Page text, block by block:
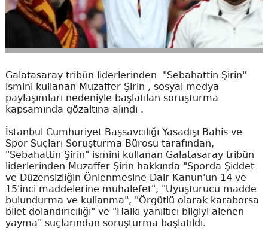
Galatasaray tribün liderlerinden "Sebahattin Şirin"
ismini kullanan Muzaffer Şirin , sosyal medya
paylaşımları nedeniyle başlatılan soruşturma
kapsamında gözaltına alındı .
İstanbul Cumhuriyet Başsavcılığı Yasadışı Bahis ve
Spor Suçları Soruşturma Bürosu tarafından,
"Sebahattin Şirin" ismini kullanan Galatasaray tribün
liderlerinden Muzaffer Şirin hakkında "Sporda Şiddet
ve Düzensizliğin Önlenmesine Dair Kanun'un 14 ve
15'inci maddelerine muhalefet", "Uyuşturucu madde
bulundurma ve kullanma", "Örgütlü olarak karaborsa
bilet dolandırıcılığı" ve "Halkı yanıltıcı bilgiyi alenen
yayma" suçlarından soruşturma başlatıldı.